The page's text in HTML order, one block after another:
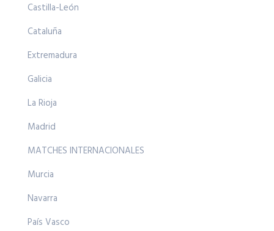
Castilla-León
Cataluña
Extremadura
Galicia
La Rioja
Madrid
MATCHES INTERNACIONALES
Murcia
Navarra
País Vasco